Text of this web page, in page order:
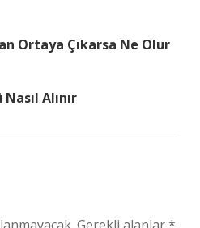
Ortaya Çıkarsa Ne Olur
Alınır